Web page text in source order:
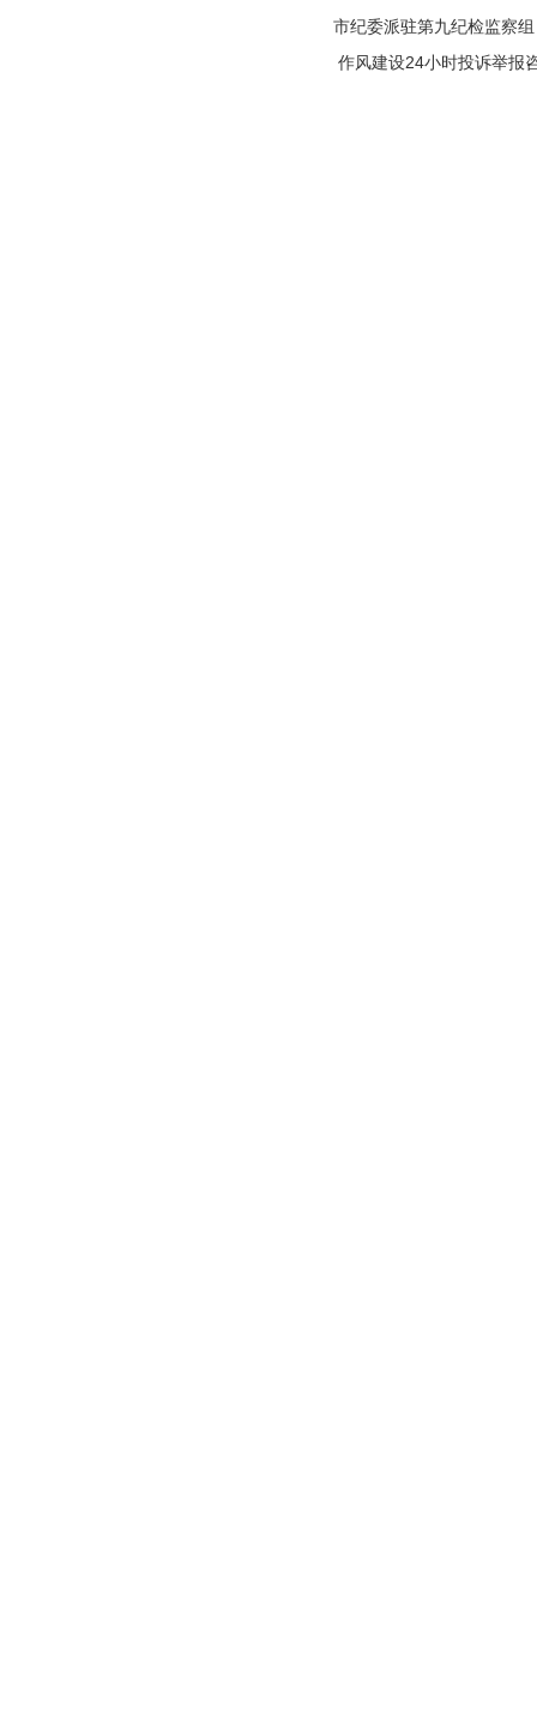
市纪委派驻第九纪检监察
作风建设24小时投诉举报